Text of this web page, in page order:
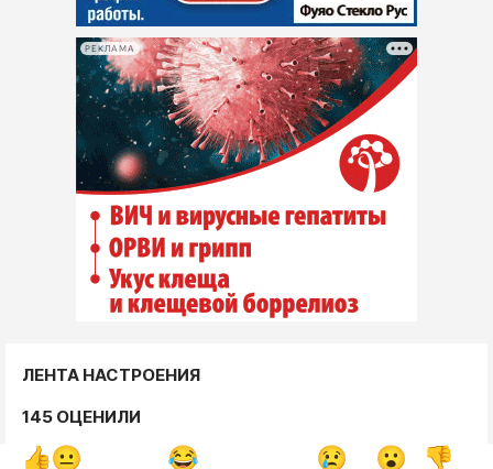
РЕКЛАМА
ЛЕНТА НАСТРОЕНИЯ
145 ОЦЕНИЛИ